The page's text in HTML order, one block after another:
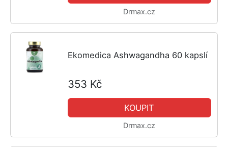
Drmax.cz
Ekomedica Ashwagandha 60 kapslí
353 Kč
KOUPIT
Drmax.cz